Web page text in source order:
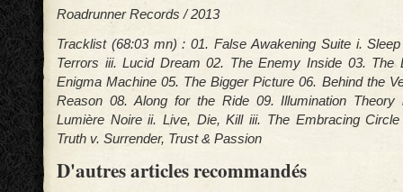
Roadrunner Records / 2013
Tracklist (68:03 mn) : 01. False Awakening Suite i.
Terrors iii. Lucid Dream 02. The Enemy Inside 03. The
Enigma Machine 05. The Bigger Picture 06. Behind the
Reason 08. Along for the Ride 09. Illumination
Lumière Noire ii. Live, Die, Kill iii. The Embracing
Truth v. Surrender, Trust & Passion
D'autres articles recommandés